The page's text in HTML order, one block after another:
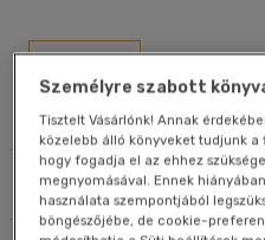
Olvasói vélemények
Szűrés
Cím szerint A-Z
Szerző szerint A-Z
Megjelenítés
20 db / oldal
40 db / oldal
Személyre szabott
Tisztelt Vásárlónk! Annak
közelebb álló könyveket tudjunk
hogy fogadja el az ehhez
megnyomásával. Ennek
használata szempontjából
böngészőjébe, de cookie-